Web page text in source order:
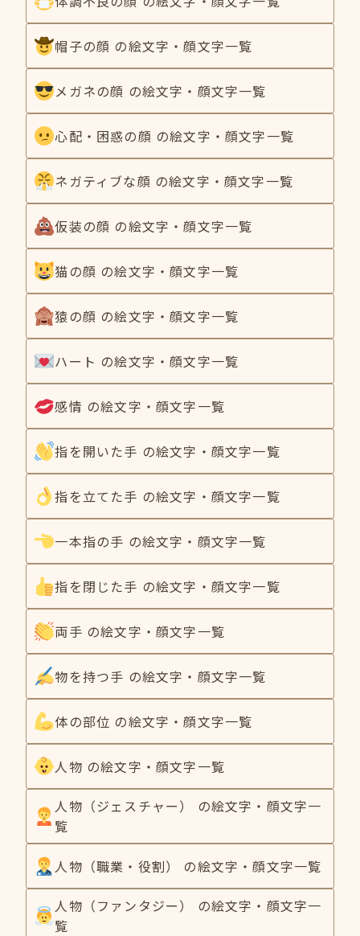
帽子の顔 の絵文字・顔文字一覧
メガネの顔 の絵文字・顔文字一覧
心配・困惑の顔 の絵文字・顔文字一覧
ネガティブな顔 の絵文字・顔文字一覧
仮装の顔 の絵文字・顔文字一覧
猫の顔 の絵文字・顔文字一覧
猿の顔 の絵文字・顔文字一覧
ハート の絵文字・顔文字一覧
感情 の絵文字・顔文字一覧
指を開いた手 の絵文字・顔文字一覧
指を立てた手 の絵文字・顔文字一覧
一本指の手 の絵文字・顔文字一覧
指を閉じた手 の絵文字・顔文字一覧
両手 の絵文字・顔文字一覧
物を持つ手 の絵文字・顔文字一覧
体の部位 の絵文字・顔文字一覧
人物 の絵文字・顔文字一覧
人物（ジェスチャー） の絵文字・顔文字一
覧
人物（職業・役割） の絵文字・顔文字一覧
人物（ファンタジー） の絵文字・顔文字一
覧